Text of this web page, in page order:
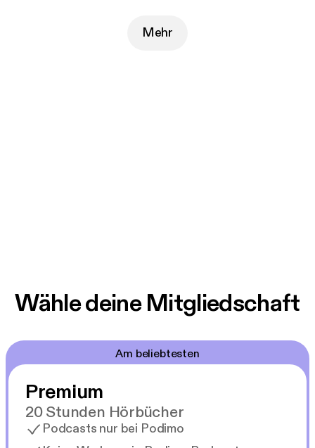
Mehr
Wähle deine Mitgliedschaft
Am beliebtesten
Premium
20 Stunden Hörbücher
Podcasts nur bei Podimo